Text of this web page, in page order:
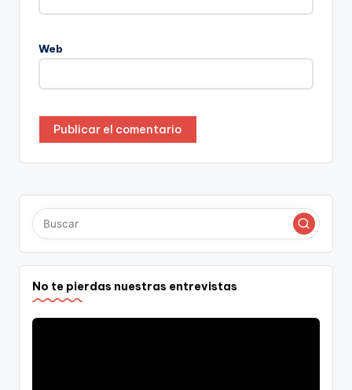
Web
No te pierdas nuestras entrevistas